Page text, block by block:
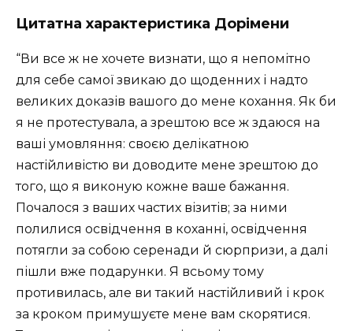
Цитатна характеристика Дорімени
“Ви все ж не хочете визнати, що я непомітно
для себе самої звикаю до щоденних і надто
великих доказів вашого до мене кохання. Як би
я не протестувала, а зрештою все ж здаюся на
ваші умовляння: своєю делікатною
настійливістю ви доводите мене зрештою до
того, що я виконую кожне ваше бажання.
Почалося з ваших частих візитів; за ними
полилися освідчення в коханні, освідчення
потягли за собою серенади й сюрпризи, а далі
пішли вже подарунки. Я всьому тому
противилась, але ви такий настійливий і крок
за кроком примушуєте мене вам скорятися.